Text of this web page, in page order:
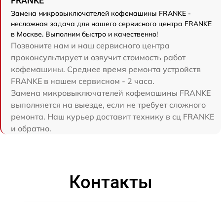
Замена микровыключателей кофемашины FRANKE -
несложная задача для нашего сервисного центра FRANKE
в Москве. Выполним быстро и качественно!
Позвоните нам и наш сервисного центра
проконсультирует и озвучит стоимость работ
кофемашины. Среднее время ремонта устройств
FRANKE в нашем сервисном - 2 часа.
Замена микровыключателей кофемашины FRANKE
выполняется на выезде, если не требует сложного
ремонта. Наш курьер доставит технику в сц FRANKE
и обратно.
Контакты